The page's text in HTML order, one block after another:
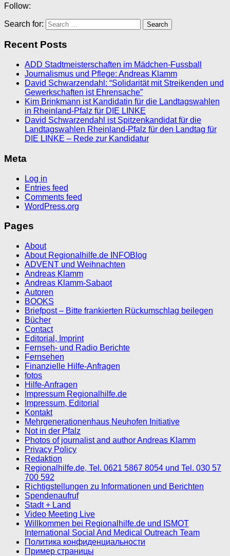
Follow:
Search for:
Recent Posts
ADD Stadtmeisterschaften im Mädchen-Fussball
Journalismus und Pflege: Andreas Klamm
David Schwarzendahl: “Solidarität mit Streikenden und
Gewerkschaften ist Ehrensache”
Kim Brinkmann ist Kandidatin für die Landtagswahlen
in Rheinland-Pfalz für DIE LINKE
David Schwarzendahl ist Spitzenkandidat für die
Landtagswahlen Rheinland-Pfalz für den Landtag für
DIE LINKE – Rede zur Kandidatur
Meta
Log in
Entries feed
Comments feed
WordPress.org
Pages
About
About Regionalhilfe.de INFOBlog
ADVENT und Weihnachten
Andreas Klamm
Andreas Klamm-Sabaot
Autoren
BOOKS
Briefpost – Bitte frankierten Rückumschlag beilegen
Bücher
Contact
Editorial, Imprint
Fernseh- und Radio Berichte
Fernsehen
Finanzielle Hilfe-Anfragen
fotos
Hilfe-Anfragen
Impressum Regionalhilfe.de
Impressum, Editorial
Kontakt
Mehrgenerationenhaus Neuhofen Initiative
Not in der Pfalz
Photos of journalist and author Andreas Klamm
Privacy Policy
Redaktion
Regionalhilfe.de, Tel. 0621 5867 8054 und Tel. 030 57
700 592
Richtigstellungen zu Informationen und Berichten
Spendenaufruf
Stadt + Land
Video Meeting Live
Willkommen bei Regionalhilfe.de und ISMOT
International Social And Medical Outreach Team
Политика конфиденциальности
Пример страницы